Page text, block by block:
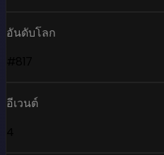
อันดับโลก
อีเวนต์